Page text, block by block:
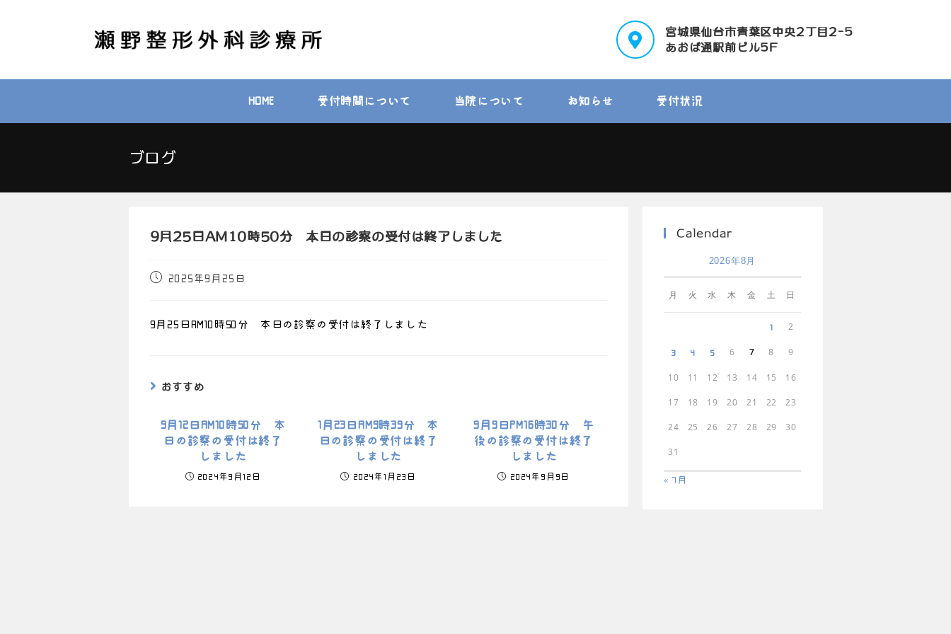
宮城県仙台市青葉区中央2丁目2-5
あおば通駅前ビル5F
HOME 受付時間について 当院について お知らせ 受付状況
ブログ
9月25日AM10時50分 本日の診察の受付は終了しました
2025年9月25日
9月25日AM10時50分 本日の診察の受付は終了しました
おすすめ
9月12日AM10時50分 本
日の診察の受付は終了
しました
2024年9月12日
1月23日AM9時39分 本
日の診察の受付は終了
しました
2024年1月23日
9月9日PM16時30分 午
後の診察の受付は終了
しました
2024年9月9日
Calendar
2026年8月
月 火 水 木 金 土 日
1 2
3 4 5 6 7 8 9
10 11 12 13 14 15 16
17 18 19 20 21 22 23
24 25 26 27 28 29 30
31
« 7月